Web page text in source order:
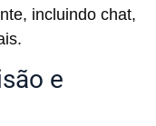
incluindo chat,
e